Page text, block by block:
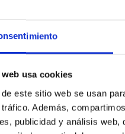
web usa cookies
este sitio web se usan
Además,
publicidad y análisis web,